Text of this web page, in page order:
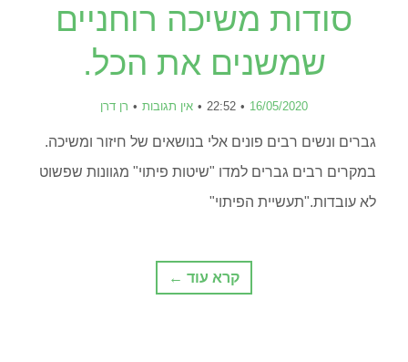
סודות משיכה רוחניים
שמשנים את הכל.
16/05/2020
22:52 אין תגובות רן דרן
גברים ונשים רבים פונים אלי בנושאים של חיזור ומשיכה.
במקרים רבים גברים למדו "שיטות פיתוי" מגוונות שפשוט
לא עובדות."תעשיית הפיתוי"
קרא עוד ←